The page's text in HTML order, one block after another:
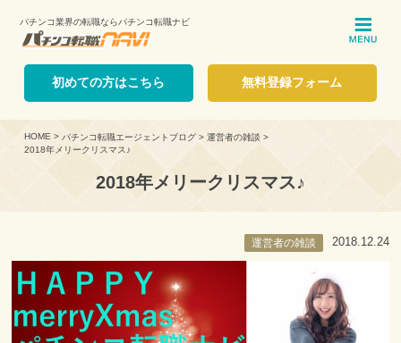
パチンコ業界の転職ならパチンコ転職ナビ
初めての方はこちら 無料登録フォーム
HOME > パチンコ転職エージェントブログ> 運営者の雑談 >
2018年メリークリスマス♪
2018年メリークリスマス♪
運営者の雑談 2018.12.24